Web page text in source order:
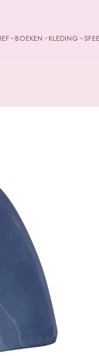
BOEKEN KLEDING